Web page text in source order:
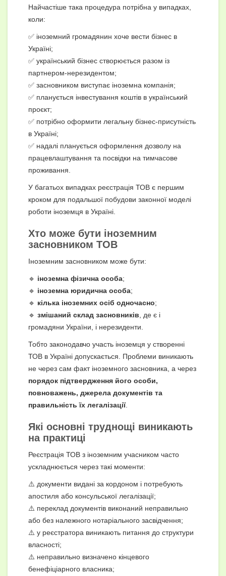
Найчастіше така процедура потрібна у випадках,
коли:
✅ іноземний громадянин хоче вести бізнес в
Україні;
✅ український бізнес створюється разом із
партнером-нерезидентом;
✅ засновником виступає іноземна компанія;
✅ планується інвестування коштів в український
проєкт;
✅ потрібно оформити легальну бізнес-присутність
в Україні;
✅ надалі планується оформлення дозволу на
працевлаштування та посвідки на тимчасове
проживання.
У багатьох випадках реєстрація ТОВ є першим
кроком для подальшої побудови законної моделі
роботи іноземця в Україні.
Хто може бути іноземним
засновником ТОВ
Іноземним засновником може бути:
🔹 іноземна фізична особа;
🔹 іноземна юридична особа;
🔹 кілька іноземних осіб одночасно;
🔹 змішаний склад засновників , де є і
громадяни України, і нерезиденти.
Тобто законодавчо участь іноземця у створенні
ТОВ в Україні допускається. Проблеми виникають
не через сам факт іноземного засновника, а через
порядок підтвердження його особи,
повноважень, джерела документів та
правильність їх легалізації.
Які основні труднощі виникають
на практиці
Реєстрація ТОВ з іноземним учасником часто
ускладнюється через такі моменти:
⚠️ документи видані за кордоном і потребують
апостиля або консульської легалізації;
⚠️ переклад документів виконаний неправильно
або без належного нотаріального засвідчення;
⚠️ у реєстратора виникають питання до структури
власності;
⚠️ неправильно визначено кінцевого
бенефіціарного власника;